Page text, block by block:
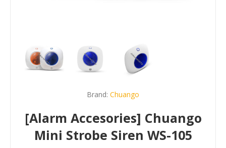
Brand: Chuango
[Alarm Accesories] Chuango
Mini Strobe Siren WS-105